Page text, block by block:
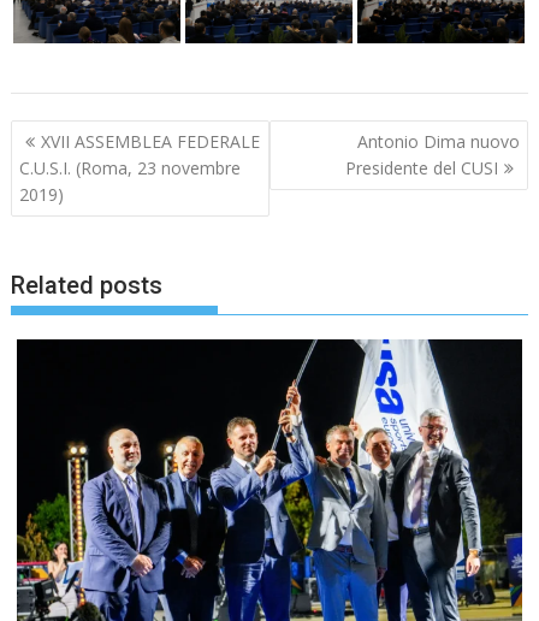
Navigazione
articoli
XVII ASSEMBLEA FEDERALE
C.U.S.I. (Roma, 23 novembre
2019)
Antonio Dima nuovo
Presidente del CUSI
Related posts